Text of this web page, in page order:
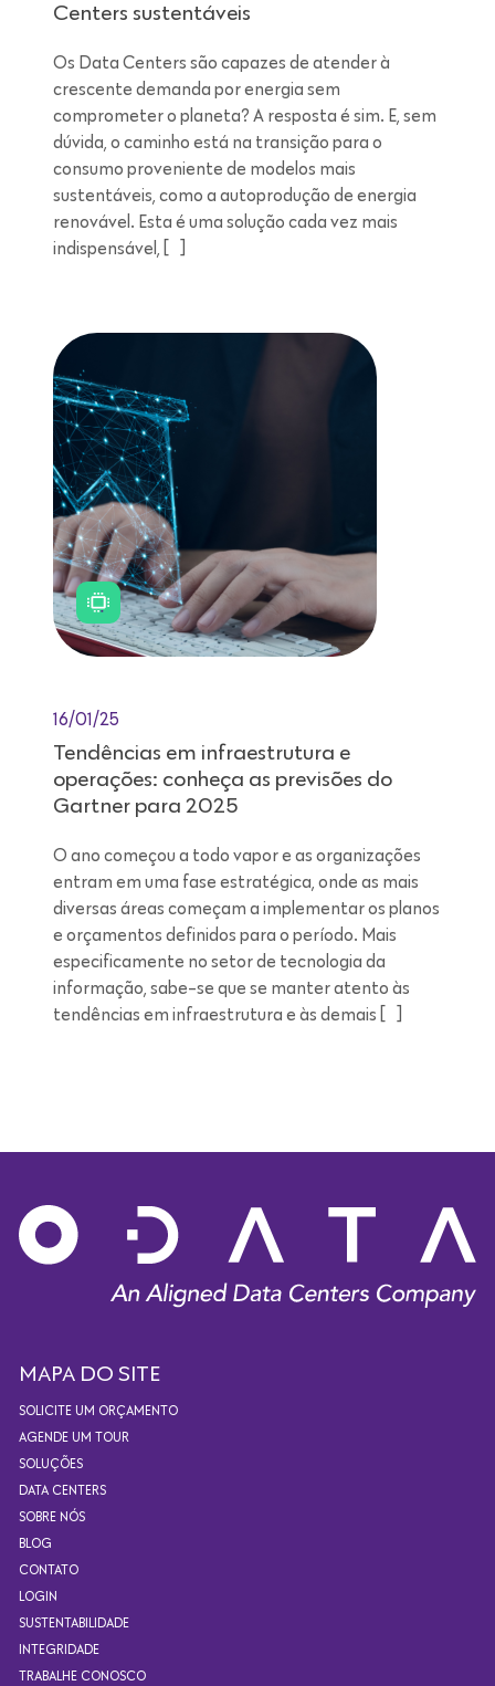
Centers sustentáveis
Os Data Centers são capazes de atender à
crescente demanda por energia sem
comprometer o planeta? A resposta é sim. E, sem
dúvida, o caminho está na transição para o
consumo proveniente de modelos mais
sustentáveis, como a autoprodução de energia
renovável. Esta é uma solução cada vez mais
indispensável, […]
16/01/25
Tendências em infraestrutura e
operações: conheça as previsões do
Gartner para 2025
O ano começou a todo vapor e as organizações
entram em uma fase estratégica, onde as mais
diversas áreas começam a implementar os planos
e orçamentos definidos para o período. Mais
especificamente no setor de tecnologia da
informação, sabe-se que se manter atento às
tendências em infraestrutura e às demais […]
MAPA DO SITE
SOLICITE UM ORÇAMENTO
AGENDE UM TOUR
SOLUÇÕES
DATA CENTERS
SOBRE NÓS
BLOG
CONTATO
LOGIN
SUSTENTABILIDADE
INTEGRIDADE
TRABALHE CONOSCO